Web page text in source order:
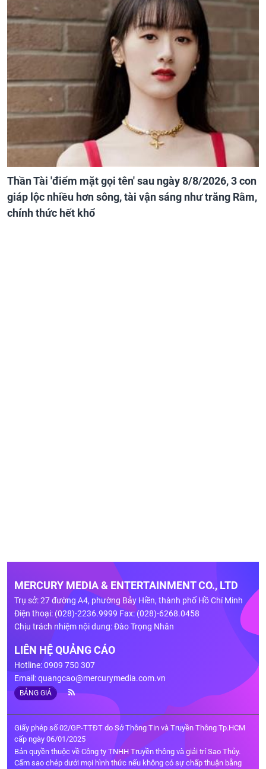
Thần Tài 'điểm mặt gọi tên' sau ngày 8/8/2026, 3 con
giáp lộc nhiều hơn sông, tài vận sáng như trăng Rằm,
chính thức hết khổ
MERCURY MEDIA & ENTERTAINMENT CO., LTD
Trụ sở: 27 đường A4, phường Bảy Hiền, thành phố Hồ Chí Minh
Điện thoại: (028)-2236.9999 Fax: (028)-6268.0458
Chịu trách nhiệm nội dung: Đào Trọng Nhân
LIÊN HỆ QUẢNG CÁO
Hotline: 0909 750 307
Email:quangcao@mercurymedia.com.vn
BẢNG GIÁ
Giấy phép số 02/GP-TTĐT do Sở Thông Tin và Truyền Thông Tp.HCM
cấp ngày 06/01/2025
Bản quyền thuộc về Công ty TNHH Truyền thông và giải trí Sao Thủy.
Cấm sao chép dưới mọi hình thức nếu không có sự chấp thuận bằng